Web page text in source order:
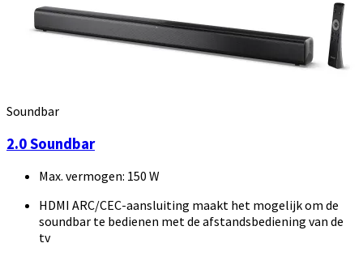
Soundbar
2.0 Soundbar
Max. vermogen: 150 W
HDMI ARC/CEC-aansluiting maakt het mogelijk om de
soundbar te bedienen met de afstandsbediening van de
tv